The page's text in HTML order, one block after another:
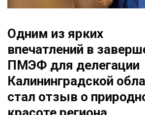
Одним из ярких
впечатлений в
ПМЭФ для делегации
Калининградской
стал отзыв о